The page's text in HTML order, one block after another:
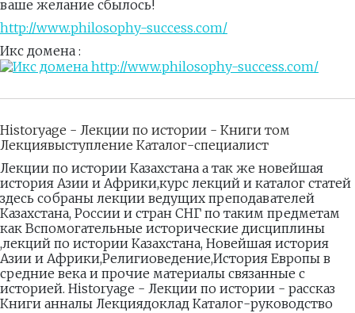
ваше желание сбылось!
http://www.philosophy-success.com/
Икс домена :
Historyage - Лекции по истории - Книги том
Лекциявыступление Каталог-специалист
Лекции по истории Казахстана а так же новейшая
история Азии и Африки,курс лекций и каталог статей
здесь собраны лекции ведущих преподавателей
Казахстана, России и стран СНГ по таким предметам
как Вспомогательные исторические дисциплины
,лекций по истории Казахстана, Новейшая история
Азии и Африки,Религиоведение,История Европы в
средние века и прочие материалы связанные с
историей. Historyage - Лекции по истории - рассказ
Книги анналы Лекциядоклад Каталог-руководство